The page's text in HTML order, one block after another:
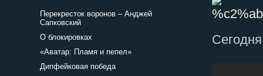
Перекресток воронов – Анджей
Сапковский
О блокировках
«Аватар: Пламя и пепел»
Дипфейковая победа